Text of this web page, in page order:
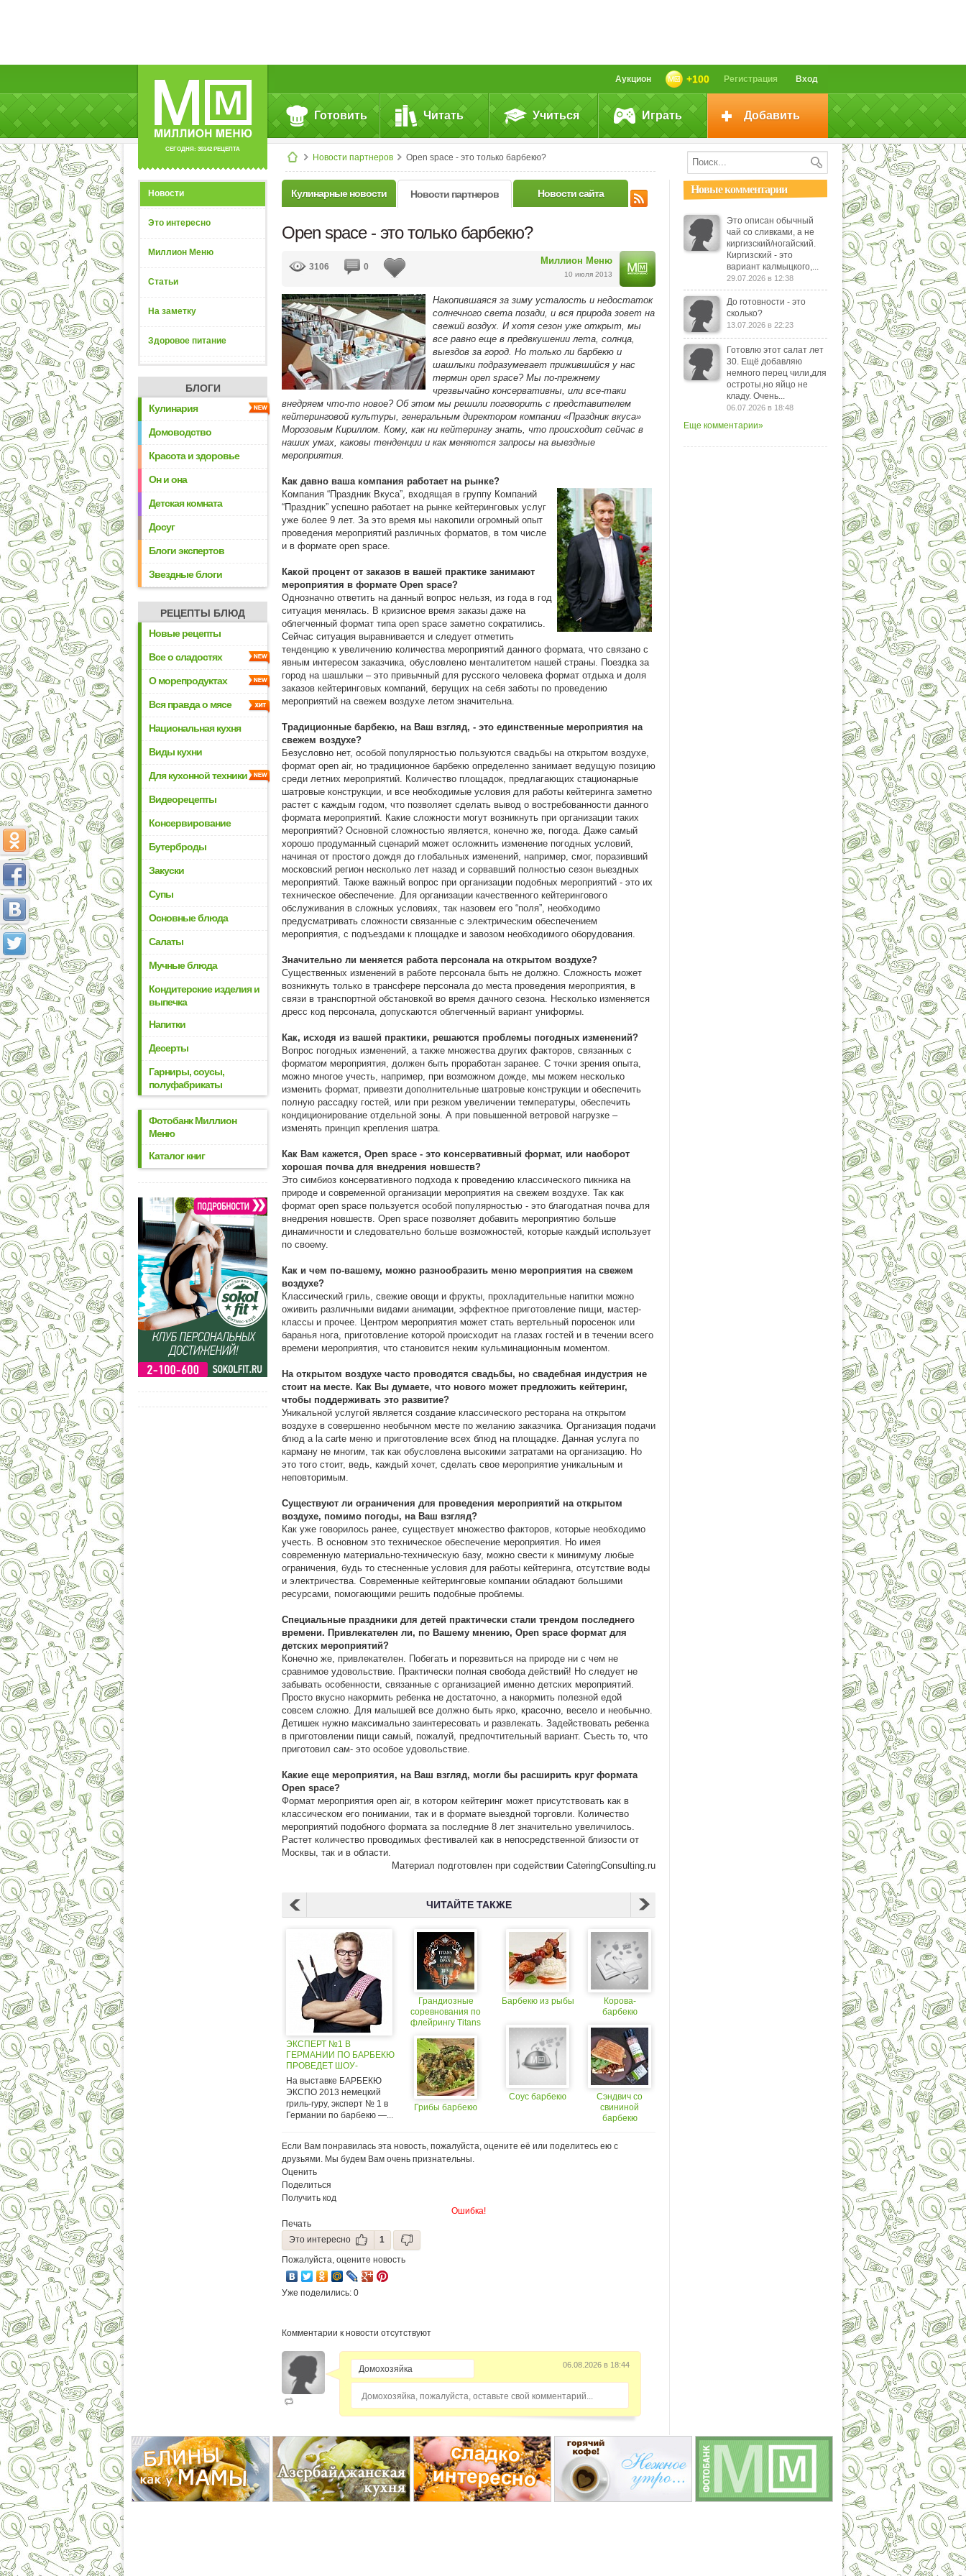
СЕГОДНЯ: 39142 РЕЦЕПТА
Вход
Регистрация
+100
Аукцион
Готовить Читать Учиться Играть Добавить
Новости партнеров Open space - это только барбекю?
Новости
Это интересно
Миллион Меню
Статьи
На заметку
Здоровое питание
БЛОГИ
Кулинария
Домоводство
Красота и здоровье
Он и она
Детская комната
Досуг
Блоги экспертов
Звездные блоги
РЕЦЕПТЫ БЛЮД
Новые рецепты
Все о сладостях
О морепродуктах
Вся правда о мясе
Национальная кухня
Виды кухни
Для кухонной техники
Видеорецепты
Консервирование
Бутерброды
Закуски
Супы
Основные блюда
Салаты
Мучные блюда
Кондитерские изделия и
выпечка
Напитки
Десерты
Гарниры, соусы,
полуфабрикаты
Фотобанк Миллион
Меню
Каталог книг
Кулинарные новости Новости партнеров Новости сайта
Open space - это только барбекю?
Миллион Меню
10 июля 2013
3106 0
Накопившаяся за зиму усталость и недостаток
солнечного света позади, и вся природа зовет на
свежий воздух. И хотя сезон уже открыт, мы
все равно еще в предвкушении лета, солнца,
выездов за город. Но только ли барбекю и
шашлыки подразумевает прижившийся у нас
термин open space? Мы по-прежнему
чрезвычайно консервативны, или все-таки
внедряем что-то новое? Об этом мы решили поговорить с представителем
кейтеринговой культуры, генеральным директором компании «Праздник вкуса»
Морозовым Кириллом. Кому, как ни кейтерингу знать, что происходит сейчас в
наших умах, каковы тенденции и как меняются запросы на выездные
мероприятия.
Как давно ваша компания работает на рынке?
Компания “Праздник Вкуса”, входящая в группу Компаний
“Праздник” успешно работает на рынке кейтеринговых услуг
уже более 9 лет. За это время мы накопили огромный опыт
проведения мероприятий различных форматов, в том числе
и в формате open space.
Какой процент от заказов в вашей практике занимают
мероприятия в формате Open space?
Однозначно ответить на данный вопрос нельзя, из года в год
ситуация менялась. В кризисное время заказы даже на
облегченный формат типа open space заметно сократились.
Сейчас ситуация выравнивается и следует отметить
тенденцию к увеличению количества мероприятий данного формата, что связано с
явным интересом заказчика, обусловлено менталитетом нашей страны. Поездка за
город на шашлыки – это привычный для русского человека формат отдыха и доля
заказов кейтеринговых компаний, берущих на себя заботы по проведению
мероприятий на свежем воздухе летом значительна.
Традиционные барбекю, на Ваш взгляд, - это единственные мероприятия на
свежем воздухе?
Безусловно нет, особой популярностью пользуются свадьбы на открытом воздухе,
формат open air, но традиционное барбекю определенно занимает ведущую позицию
среди летних мероприятий. Количество площадок, предлагающих стационарные
шатровые конструкции, и все необходимые условия для работы кейтеринга заметно
растет с каждым годом, что позволяет сделать вывод о востребованности данного
формата мероприятий. Какие сложности могут возникнуть при организации таких
мероприятий? Основной сложностью является, конечно же, погода. Даже самый
хорошо продуманный сценарий может осложнить изменение погодных условий,
начиная от простого дождя до глобальных изменений, например, смог, поразивший
московский регион несколько лет назад и сорвавший полностью сезон выездных
мероприятий. Также важный вопрос при организации подобных мероприятий - это их
техническое обеспечение. Для организации качественного кейтерингового
обслуживания в сложных условиях, так назовем его “поля”, необходимо
предусматривать сложности связанные с электрическим обеспечением
мероприятия, с подъездами к площадке и завозом необходимого оборудования.
Значительно ли меняется работа персонала на открытом воздухе?
Существенных изменений в работе персонала быть не должно. Сложность может
возникнуть только в трансфере персонала до места проведения мероприятия, в
связи в транспортной обстановкой во время дачного сезона. Несколько изменяется
дресс код персонала, допускаются облегченный вариант униформы.
Как, исходя из вашей практики, решаются проблемы погодных изменений?
Вопрос погодных изменений, а также множества других факторов, связанных с
форматом мероприятия, должен быть проработан заранее. С точки зрения опыта,
можно многое учесть, например, при возможном дожде, мы можем несколько
изменить формат, привезти дополнительные шатровые конструкции и обеспечить
полную рассадку гостей, или при резком увеличении температуры, обеспечить
кондиционирование отдельной зоны. А при повышенной ветровой нагрузке –
изменять принцип крепления шатра.
Как Вам кажется, Open space - это консервативный формат, или наоборот
хорошая почва для внедрения новшеств?
Это симбиоз консервативного подхода к проведению классического пикника на
природе и современной организации мероприятия на свежем воздухе. Так как
формат open space пользуется особой популярностью - это благодатная почва для
внедрения новшеств. Open space позволяет добавить мероприятию больше
динамичности и следовательно больше возможностей, которые каждый использует
по своему.
Как и чем по-вашему, можно разнообразить меню мероприятия на свежем
воздухе?
Классический гриль, свежие овощи и фрукты, прохладительные напитки можно
оживить различными видами анимации, эффектное приготовление пищи, мастер-
классы и прочее. Центром мероприятия может стать вертельный поросенок или
баранья нога, приготовление которой происходит на глазах гостей и в течении всего
времени мероприятия, что становится неким кульминационным моментом.
На открытом воздухе часто проводятся свадьбы, но свадебная индустрия не
стоит на месте. Как Вы думаете, что нового может предложить кейтеринг,
чтобы поддерживать это развитие?
Уникальной услугой является создание классического ресторана на открытом
воздухе в совершенно необычном месте по желанию заказчика. Организация подачи
блюд a la carte меню и приготовление всех блюд на площадке. Данная услуга по
карману не многим, так как обусловлена высокими затратами на организацию. Но
это того стоит, ведь, каждый хочет, сделать свое мероприятие уникальным и
неповторимым.
Существуют ли ограничения для проведения мероприятий на открытом
воздухе, помимо погоды, на Ваш взгляд?
Как уже говорилось ранее, существует множество факторов, которые необходимо
учесть. В основном это техническое обеспечение мероприятия. Но имея
современную материально-техническую базу, можно свести к минимуму любые
ограничения, будь то стесненные условия для работы кейтеринга, отсутствие воды
и электричества. Современные кейтеринговые компании обладают большими
ресурсами, помогающими решить подобные проблемы.
Специальные праздники для детей практически стали трендом последнего
времени. Привлекателен ли, по Вашему мнению, Open space формат для
детских мероприятий?
Конечно же, привлекателен. Побегать и порезвиться на природе ни с чем не
сравнимое удовольствие. Практически полная свобода действий! Но следует не
забывать особенности, связанные с организацией именно детских мероприятий.
Просто вкусно накормить ребенка не достаточно, а накормить полезной едой
совсем сложно. Для малышей все должно быть ярко, красочно, весело и необычно.
Детишек нужно максимально заинтересовать и развлекать. Задействовать ребенка
в приготовлении пищи самый, пожалуй, предпочтительный вариант. Съесть то, что
приготовил сам- это особое удовольствие.
Какие еще мероприятия, на Ваш взгляд, могли бы расширить круг формата
Open space?
Формат мероприятия open air, в котором кейтеринг может присутствовать как в
классическом его понимании, так и в формате выездной торговли. Количество
мероприятий подобного формата за последние 8 лет значительно увеличилось.
Растет количество проводимых фестивалей как в непосредственной близости от
Москвы, так и в области.
Материал подготовлен при содействии CateringConsulting.ru
ЧИТАЙТЕ ТАКЖЕ
ЭКСПЕРТ №1 В
ГЕРМАНИИ ПО БАРБЕКЮ
ПРОВЕДЕТ ШОУ-
ПРЕЗЕНТАЦИЮ НА
УГОЛЬНЫХ И ГАЗОВЫХ
ГРИЛЯХ NAPOLEON В
РАМКАХ ВЫСТАВКИ
БАРБЕКЮ ЭКСПО 2013
На выставке БАРБЕКЮ
ЭКСПО 2013 немецкий
гриль-гуру, эксперт № 1 в
Германии по барбекю —...
Грандиозные
соревнования по
флейрингу Titans
пройдут на Moscow
Bar Show
Грибы барбекю
Барбекю из рыбы
Соус барбекю
Корова-
барбекю
Сэндвич со
свининой
барбекю
Если Вам понравилась эта новость, пожалуйста, оцените её или поделитесь ею с
друзьями. Мы будем Вам очень признательны.
Оценить
Поделиться
Получить код
Ошибка!
Печать
Это интересно
1
Пожалуйста, оцените новость
Уже поделились: 0
Комментарии к новости отсутствуют
06.08.2026 в 18:44
Домохозяйка, пожалуйста, оставьте свой комментарий...
Новые комментарии
Это описан обычный
чай со сливками, а не
киргизский/ногайский.
Киргизский - это
вариант калмыцкого,...
29.07.2026 в 12:38
До готовности - это
сколько?
13.07.2026 в 22:23
Готовлю этот салат лет
30. Ещё добавляю
немного перец чили,для
остроты,но яйцо не
кладу. Очень...
06.07.2026 в 18:48
Еще комментарии»